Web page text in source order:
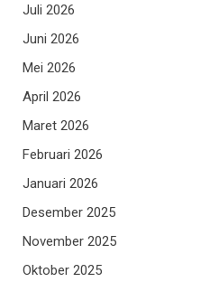
Juli 2026
Juni 2026
Mei 2026
April 2026
Maret 2026
Februari 2026
Januari 2026
Desember 2025
November 2025
Oktober 2025